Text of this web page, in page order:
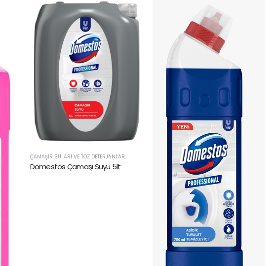
ÇAMAŞIR SULARI VE TOZ DETERJANLAR
Domestos Çamaşı Suyu 5lt